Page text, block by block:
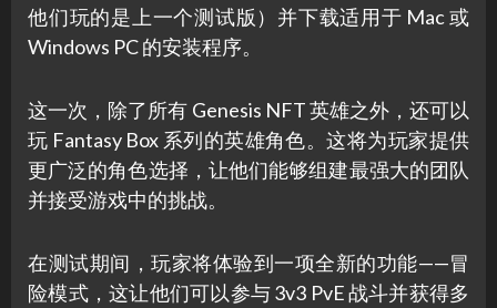
他们玩的是上一个测试版）并下载适用于 Mac 或
Windows PC 的安装程序。
这一次，除了所有 Genesis NFT 英雄之外，还可以
玩 Fantasy Box 系列的英雄角色。这将为玩家提供
更广泛的角色选择，让他们能够组建最强大的团队
并接受游戏中的挑战。
在测试期间，玩家将体验到一项全新的功能——冒
险模式，这让他们可以参与 3v3 PvE 战斗并获得多